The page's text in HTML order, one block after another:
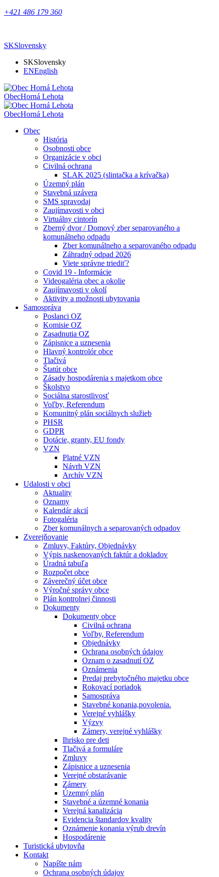
+421 486 179 360
SKSlovensky
SKSlovensky
ENEnglish
ObecHorná Lehota
ObecHorná Lehota
Obec
História
Osobnosti obce
Organizácie v obci
Civilná ochrana
SLAK 2025 (slintačka a krívačka)
Územný plán
Stavebná uzávera
SMS spravodaj
Zaujímavosti v obci
Virtuálny cintorín
Zberný dvor / Domový zber separovaného a
komunálneho odpadu
Zber komunálneho a separovaného odpadu
Záhradný odpad 2026
Viete správne triediť?
Covid 19 - Informácie
Videogaléria obec a okolie
Zaujímavosti v okolí
Aktivity a možnosti ubytovania
Samospráva
Poslanci OZ
Komisie OZ
Zasadnutia OZ
Zápisnice a uznesenia
Hlavný kontrolór obce
Tlačivá
Štatút obce
Zásady hospodárenia s majetkom obce
Školstvo
Sociálna starostlivosť
Voľby, Referendum
Komunitný plán sociálnych služieb
PHSR
GDPR
Dotácie, granty, EU fondy
VZN
Platné VZN
Návrh VZN
Archív VZN
Udalosti v obci
Aktuality
Oznamy
Kalendár akcií
Fotogaléria
Zber komunálnych a separovaných odpadov
Zverejňovanie
Zmluvy, Faktúry, Objednávky
Výpis naskenovaných faktúr a dokladov
Úradná tabuľa
Rozpočet obce
Záverečný účet obce
Výročné správy obce
Plán kontrolnej činnosti
Dokumenty
Dokumenty obce
Civilná ochrana
Voľby, Referendum
Objednávky
Ochrana osobných údajov
Oznam o zasadnutí OZ
Oznámenia
Predaj prebytočného majetku obce
Rokovací poriadok
Samospráva
Stavebné konania,povolenia.
Verejné vyhlášky
Výzvy
Zámery, verejné vyhlášky
Ihrisko pre deti
Tlačivá a formuláre
Zmluvy
Zápisnice a uznesenia
Verejné obstarávanie
Zámery
Územný plán
Stavebné a územné konania
Verejná kanalizácia
Evidencia štandardov kvality
Oznámenie konania výrub drevín
Hospodárenie
Turistická ubytovňa
Kontakt
Napíšte nám
Ochrana osobných údajov